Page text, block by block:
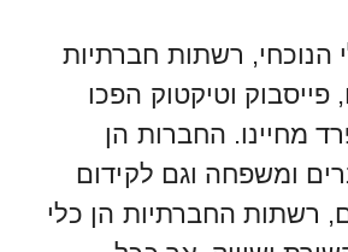
הנוכחי, רשתות חברתיות
פייסבוק וטיקטוק הפכו
מחיינו. החברות הן
ומשפחה וגם לקידום
רשתות החברתיות הן כלי